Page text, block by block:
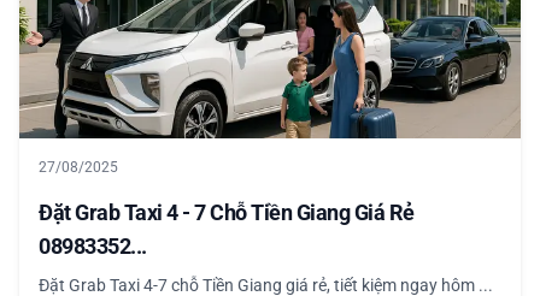
27/08/2025
Đặt Grab Taxi 4 - 7 Chỗ Tiền Giang Giá Rẻ
08983352...
Đặt Grab Taxi 4-7 chỗ Tiền Giang giá rẻ, tiết kiệm ngay hôm ...